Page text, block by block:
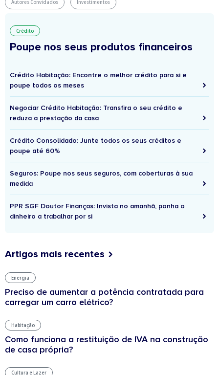
Autores Convidados Investimentos
Crédito
Poupe nos seus produtos financeiros
Crédito Habitação: Encontre o melhor crédito para si e
poupe todos os meses
Negociar Crédito Habitação: Transfira o seu crédito e
reduza a prestação da casa
Crédito Consolidado: Junte todos os seus créditos e
poupe até 60%
Seguros: Poupe nos seus seguros, com coberturas à sua
medida
PPR SGF Doutor Finanças: Invista no amanhã, ponha o
dinheiro a trabalhar por si
Artigos mais recentes
Energia
Preciso de aumentar a potência contratada para
carregar um carro elétrico?
Habitação
Como funciona a restituição de IVA na construção
de casa própria?
Cultura e Lazer